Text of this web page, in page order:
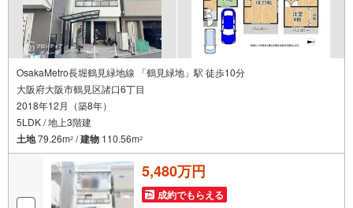
立地
・大阪市立茨田東小学校まで徒歩約4分
・大阪市立茨田北中学校まで徒歩約14分
弊社が選ばれる理由
1.お金の扱い方のプロ、ファイナンシャルプランナーが資金計画をサポー
ト！
2.買い替えなどにも対応できる売却専門チームあり！
3.たくさんの銀行と繋がりがあるため、最も低金利になるように審査が可
能！
4.物件のお引渡し後に必要になったお家のリフォームも弊社のリフォームプ
ランナーがご提案！
弊社は専門家同士が連携をとっているため、より多くの知見がございます
お気軽にお問合せください！
OsakaMetro長堀鶴見緑地線 「鶴見緑地」駅 徒歩10分
大阪府大阪市鶴見区諸口6丁目
2018年12月（築8年）
5LDK / 地上3階建
土地79.26m2 /建物 110.56m2
5,480万円
成約でもらえる